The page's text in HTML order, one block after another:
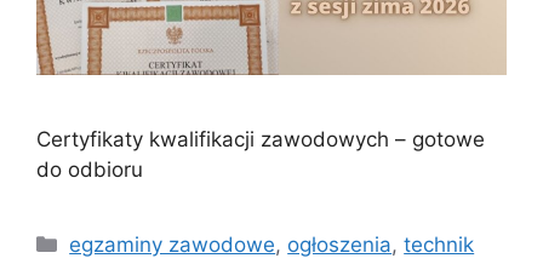
Certyfikaty kwalifikacji zawodowych – gotowe
do odbioru
egzaminy zawodowe, ogłoszenia,technik